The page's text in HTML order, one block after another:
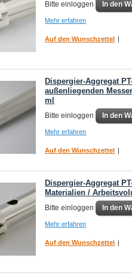
Bitte einloggen In den
Mehr erfahren
Auf den Wunschzettel |
Dispergier-Aggregat
außenliegenden
ml
Bitte einloggen In den
Mehr erfahren
Auf den Wunschzettel |
Dispergier-Aggregat
Materialien /
Bitte einloggen In den
Mehr erfahren
Auf den Wunschzettel |